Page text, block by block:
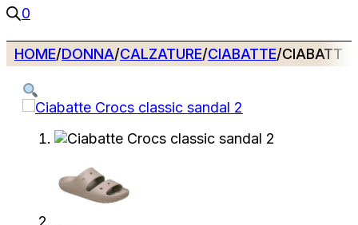
0
HOME/DONNA/CALZATURE/CIABATTE/CIABATTE